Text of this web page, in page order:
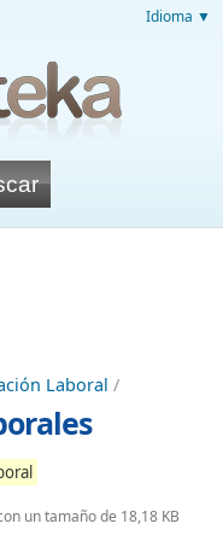
Idioma ▼
Laboral /
un tamaño de 18,18 KB